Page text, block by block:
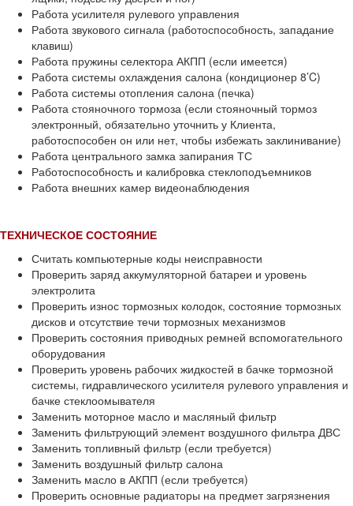
Работа усилителя рулевого управления
Работа звукового сигнала (работоспособность, западание
клавиш)
Работа пружины селектора АКПП (если имеется)
Работа системы охлаждения салона (кондиционер 8’C)
Работа системы отопления салона (печка)
Работа стояночного тормоза (если стояночный тормоз
электронный, обязательно уточнить у Клиента,
работоспособен он или нет, чтобы избежать заклинивание)
Работа центрального замка запирания ТС
Работоспособность и калибровка стеклоподъемников
Работа внешних камер видеонаблюдения
ТЕХНИЧЕСКОЕ СОСТОЯНИЕ
Считать компьютерные коды неисправности
Проверить заряд аккумуляторной батареи и уровень
электролита
Проверить износ тормозных колодок, состояние тормозных
дисков и отсутствие течи тормозных механизмов
Проверить состояния приводных ремней вспомогательного
оборудования
Проверить уровень рабочих жидкостей в бачке тормозной
системы, гидравлического усилителя рулевого управления и
бачке стеклоомывателя
Заменить моторное масло и масляный фильтр
Заменить фильтрующий элемент воздушного фильтра ДВС
Заменить топливный фильтр (если требуется)
Заменить воздушный фильтр салона
Заменить масло в АКПП (если требуется)
Проверить основные радиаторы на предмет загрязнения